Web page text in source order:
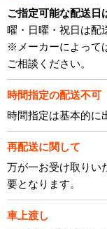
ご指定可能な配送日
曜・日曜・祝日は配
※メーカーによって
ご相談ください。
時間指定の配送不可
時間指定は基本的に
再配送に関して
万が一お受け取りい
要となります。
車上渡し